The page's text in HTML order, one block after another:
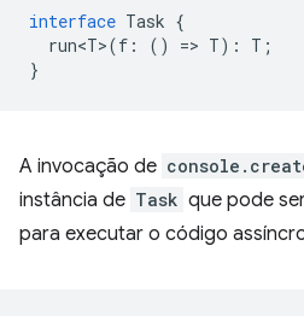
interface Task {
run<T>(f : () => T) : T ;
}
A invocação de
instância de Task que pode
para executar o código